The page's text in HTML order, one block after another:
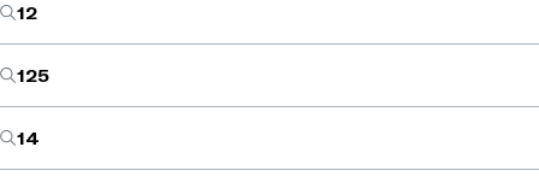
12
125
14